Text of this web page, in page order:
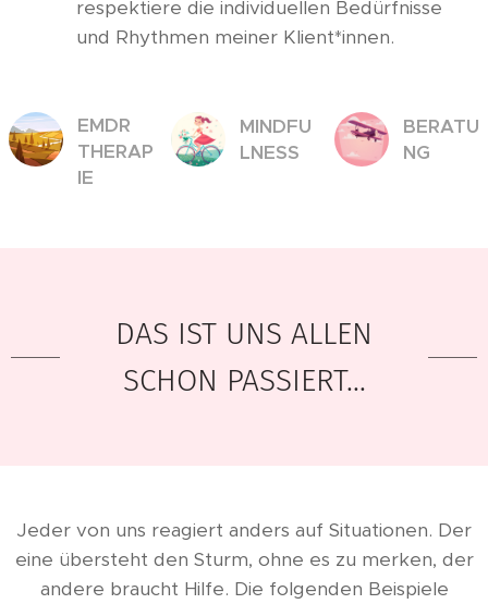
respektiere die individuellen Bedürfnisse
und Rhythmen meiner Klient*innen.
EMDR
THERAP
IE
MINDFU
LNESS
BERATU
NG
DAS IST UNS ALLEN
SCHON PASSIERT...
Jeder von uns reagiert anders auf Situationen. Der
eine übersteht den Sturm, ohne es zu merken, der
andere braucht Hilfe. Die folgenden Beispiele